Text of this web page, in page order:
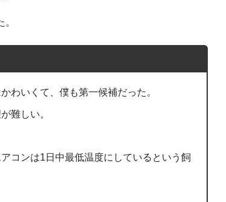
わいくて、僕も第一候補だった。
難しい。
コンは1日中最低温度にしているという飼